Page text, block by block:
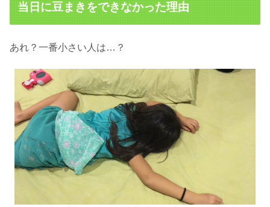
当日に豆まきをできなかった理由
あれ？一番小さい人は…？